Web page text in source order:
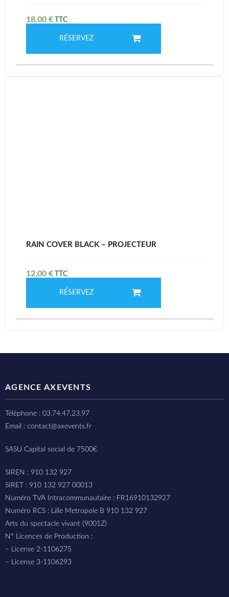
18,00 €
RÉSERVEZ
RAIN COVER BLACK – PROJECTEUR
12,00 €
RÉSERVEZ
AGENCE AXEVENTS
Téléphone : 03.74.47.23.97
Email : contact@axevents.fr
SASU Capital social de 7500€
SIREN : 910 132 927
SIRET : 910 132 927 00013
Numéro TVA Intracommunautaire : FR16910132927
Numéro RCS : Lille Metropole B 910 132 927
Arts du spectacle vivant (9001Z)
N° Licences de Production :
– License 2-1106275
– License 3-1106293